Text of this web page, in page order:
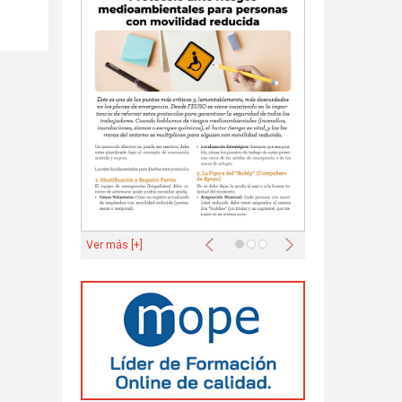
Anterior Siguiente
Ver más [+]